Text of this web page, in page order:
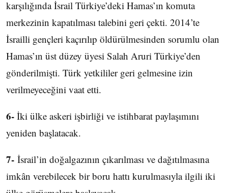
karşılığında İsrail Türkiye’deki Hamas’ın komuta
merkezinin kapatılması talebini geri çekti. 2014’te
İsrailli gençleri kaçırılıp öldürülmesinden sorumlu olan
Hamas’ın üst düzey üyesi Salah Aruri Türkiye’den
gönderilmişti. Türk yetkililer geri gelmesine izin
verilmeyeceğini vaat etti.
6- İki ülke askeri işbirliği ve istihbarat paylaşımını
yeniden başlatacak.
7- İsrail’in doğalgazının çıkarılması ve dağıtılmasına
imkân verebilecek bir boru hattı kurulmasıyla ilgili iki